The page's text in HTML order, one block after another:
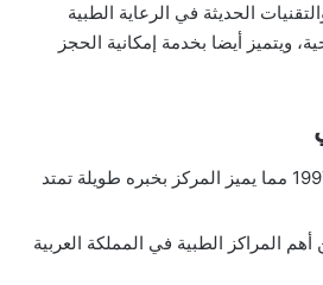
الحديثة في الرعاية الطبية
ويتميز أيضا بخدمة إمكانية الحجز
تأسس المركز عام 1997 مما يميز المركز بخبره طويلة تمتد
أهم المراكز الطبية في المملكة العربية